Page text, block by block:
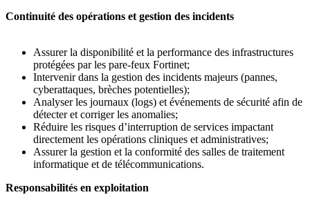
Continuité des opérations et gestion des incidents
Assurer la disponibilité et la performance des infrastructures
protégées par les pare-feux Fortinet;
Intervenir dans la gestion des incidents majeurs (pannes,
cyberattaques, brèches potentielles);
Analyser les journaux (logs) et événements de sécurité afin de
détecter et corriger les anomalies;
Réduire les risques d’interruption de services impactant
directement les opérations cliniques et administratives;
Assurer la gestion et la conformité des salles de traitement
informatique et de télécommunications.
Responsabilités en exploitation